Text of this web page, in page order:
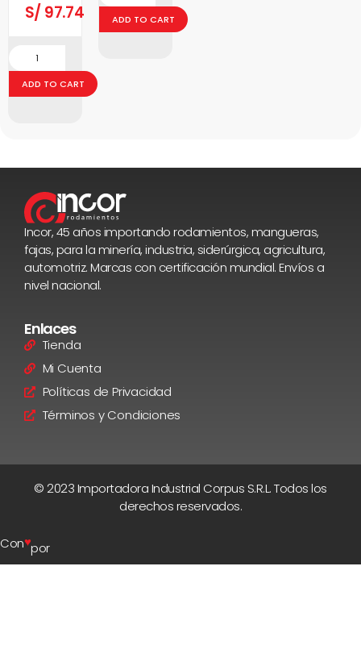
S/ 97.74
ADD TO CART
ADD TO CART
Incor, 45 años importando rodamientos, mangueras,
fajas, para la minería, industria, siderúrgica, agricultura,
automotriz. Marcas con certificación mundial. Envíos a
nivel nacional.
Enlaces
Tienda
Mi Cuenta
Políticas de Privacidad
Términos y Condiciones
© 2023 Importadora Industrial Corpus S.R.L. Todos los
derechos reservados.
Con♥por